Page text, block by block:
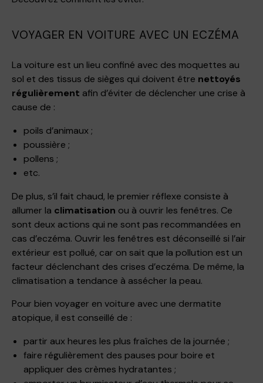
VOYAGER EN VOITURE AVEC UN ECZÉMA
La voiture est un lieu confiné avec des moquettes au
sol et des tissus de sièges qui doivent être nettoyés
régulièrement afin d’éviter de déclencher une crise à
cause de :
poils d’animaux ;
poussière ;
pollens ;
etc.
De plus, s’il fait chaud, le premier réflexe consiste à
allumer la climatisation ou à ouvrir les fenêtres. Ce
sont deux actions qui ne sont pas recommandées en
cas d’eczéma. Ouvrir les fenêtres est déconseillé si l’air
extérieur est pollué, car on sait que la pollution est un
facteur déclenchant des crises d’eczéma. De même, la
climatisation a tendance à assécher la peau.
Pour bien voyager en voiture avec une dermatite
atopique, il est conseillé de :
partir aux heures les plus fraîches de la journée ;
faire régulièrement des pauses pour boire et
appliquer des crèmes hydratantes ;